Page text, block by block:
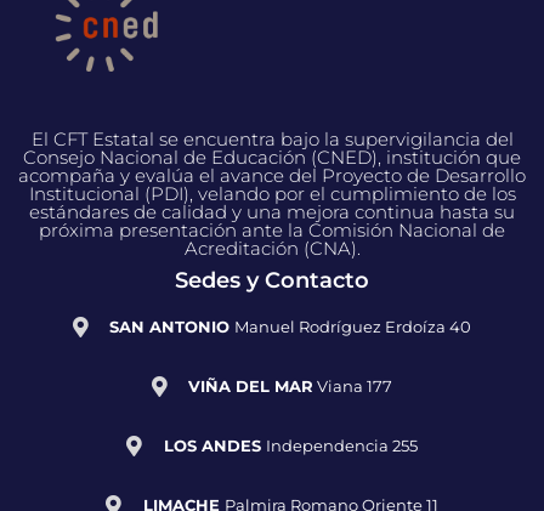
El CFT Estatal se encuentra bajo la supervigilancia del
Consejo Nacional de Educación (CNED), institución que
acompaña y evalúa el avance del Proyecto de Desarrollo
Institucional (PDI), velando por el cumplimiento de los
estándares de calidad y una mejora continua hasta su
próxima presentación ante la Comisión Nacional de
Acreditación (CNA).
Sedes y Contacto
SAN ANTONIO Manuel Rodríguez Erdoíza 40
VIÑA DEL MAR Viana 177
LOS ANDES Independencia 255
LIMACHE Palmira Romano Oriente 11